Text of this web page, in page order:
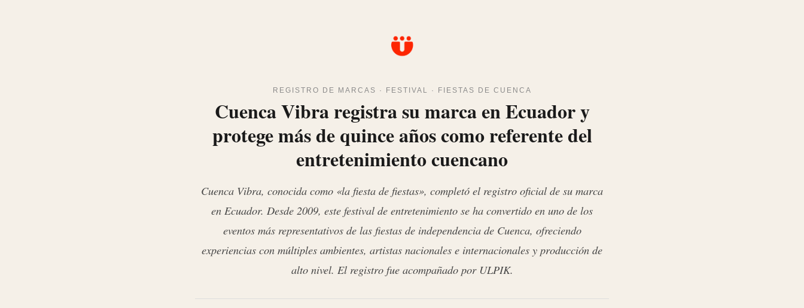
REGISTRO DE MARCAS · FESTIVAL · FIESTAS DE CUENCA
Cuenca Vibra registra su marca en Ecuador y
protege más de quince años como referente del
entretenimiento cuencano
Cuenca Vibra, conocida como «la fiesta de fiestas», completó el registro oficial de su marca
en Ecuador. Desde 2009, este festival de entretenimiento se ha convertido en uno de los
eventos más representativos de las fiestas de independencia de Cuenca, ofreciendo
experiencias con múltiples ambientes, artistas nacionales e internacionales y producción de
alto nivel. El registro fue acompañado por ULPIK.